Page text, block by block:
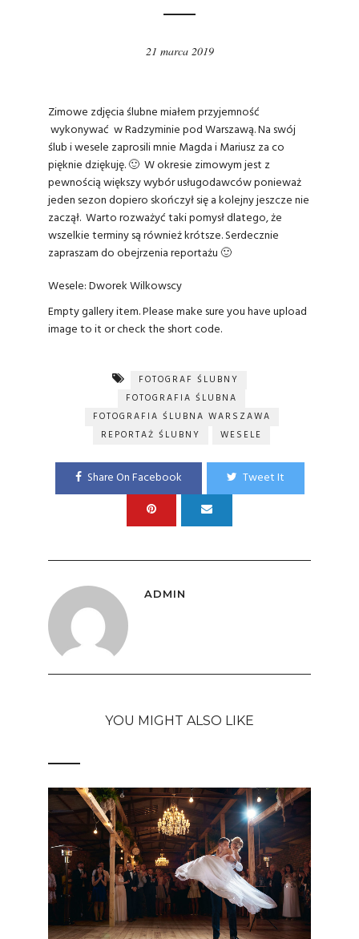
21 marca 2019
Zimowe zdjęcia ślubne miałem przyjemność
wykonywać w Radzyminie pod Warszawą. Na swój
ślub i wesele zaprosili mnie Magda i Mariusz za co
pięknie dziękuję. 🙂 W okresie zimowym jest z
pewnością większy wybór usługodawców ponieważ
jeden sezon dopiero skończył się a kolejny jeszcze nie
zaczął. Warto rozważyć taki pomysł dlatego, że
wszelkie terminy są również krótsze. Serdecznie
zapraszam do obejrzenia reportażu 🙂
Wesele:Dworek Wilkowscy
Empty gallery item. Please make sure you have upload
image to it or check the short code.
FOTOGRAF ŚLUBNY
FOTOGRAFIA ŚLUBNA
FOTOGRAFIA ŚLUBNA WARSZAWA
REPORTAŻ ŚLUBNY
WESELE
Share On Facebook Tweet It
ADMIN
YOU MIGHT ALSO LIKE